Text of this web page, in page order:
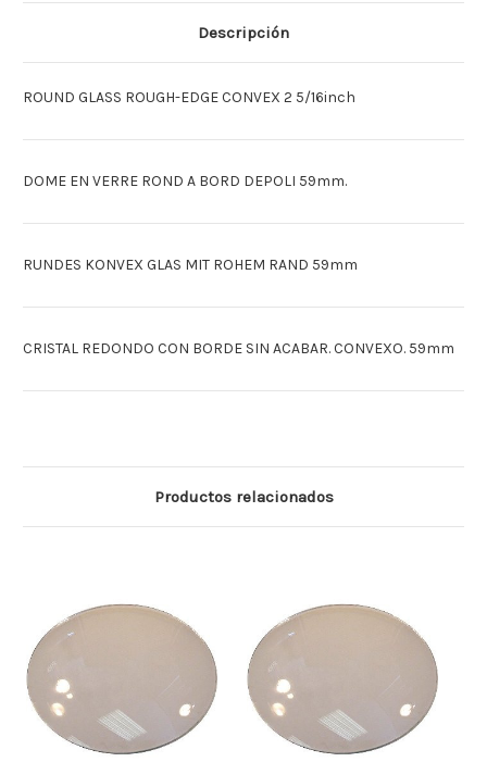
59MM
[Espagnol]VIDRIO
59MM
[Espagnol]VIDRIO
59MM
Descripción
ROUND GLASS ROUGH-EDGE CONVEX 2 5/16inch
DOME EN VERRE ROND A BORD DEPOLI 59mm.
RUNDES KONVEX GLAS MIT ROHEM RAND 59mm
CRISTAL REDONDO CON BORDE SIN ACABAR. CONVEXO. 59mm
Productos relacionados